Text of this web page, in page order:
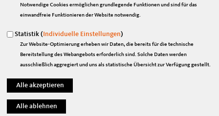
„Globaler Pakt für Migration dient der Steuerung und Begrenzung von
Migration“
mehr lesen
Bund finanziert Digitalisierung der Schulen mit
Notwendige Cookies ermöglichen grundlegende Funktionen und sind für das
einwandfreie Funktionieren der Website notwendig.
Statistik ( Individuelle Einstellungen)
Zur Website-Optimierung erheben wir Daten, die bereits für die technische
Bereitstellung des Webangebots erforderlich sind. Solche Daten werden
ausschließlich aggregiert und uns als statistische Übersicht zur Verfügung gestellt.